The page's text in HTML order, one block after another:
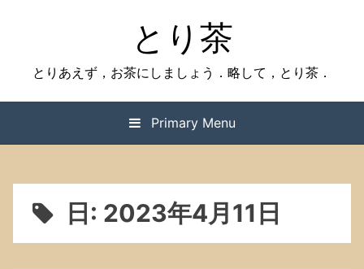
とり茶
とりあえず，お茶にしましょう．略して，とり茶．
Primary Menu
日: 2023年4月11日